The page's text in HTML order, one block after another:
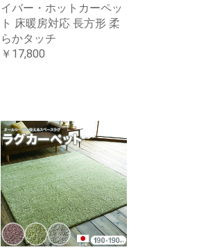
イバー・ホットカーペッ
ト 床暖房対応 長方形 柔
らかタッチ
￥17,800